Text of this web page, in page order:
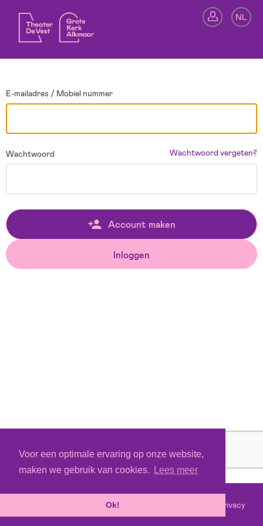
Voor een optimale ervaring op onze website,
maken we gebruik van cookies.
Lees meer
Ok!
NL
E-mailadres / Mobiel nummer
Wachtwoord Wachtwoord vergeten?
Account maken
Inloggen
Tixly Privacy